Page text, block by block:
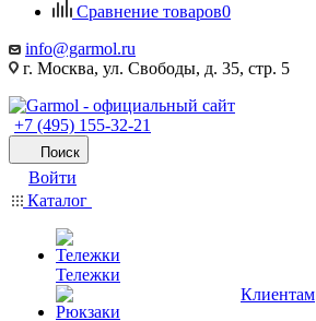
Сравнение товаров0
info@garmol.ru
г. Москва, ул. Свободы, д. 35, стр. 5
+7 (495) 155-32-21
Поиск
Войти
Каталог
Тележки
Клиентам